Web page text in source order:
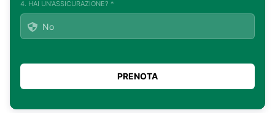
4. HAI UN'ASSICURAZIONE? *